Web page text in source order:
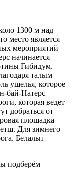
1300 м над
место является
мероприятий
начинается
Гибидум.
талым
ущелья, которое
бай-Натерс
которая ведет
добраться от
площадка
Для зимнего
Белальп
подберём